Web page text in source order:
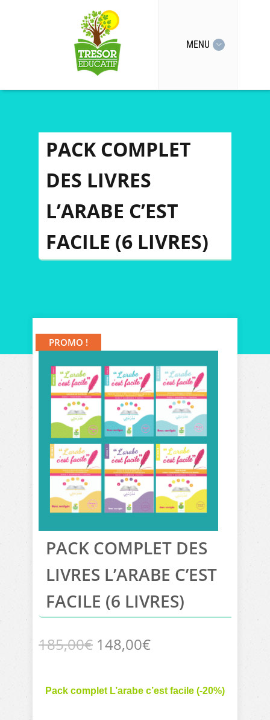
MENU
PACK COMPLET
DES LIVRES
L’ARABE C’EST
FACILE (6 LIVRES)
PROMO !
PACK COMPLET DES
LIVRES L’ARABE C’EST
FACILE (6 LIVRES)
185,00€ Le
148,00€Le
Pack complet L’arabe c’est facile (-20%)